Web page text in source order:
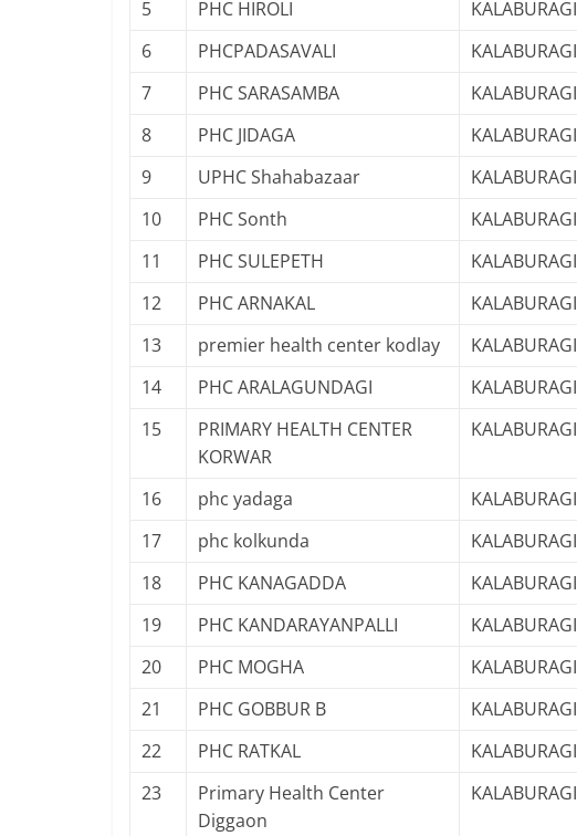
5 PHC HIROLI KALABURAGI
6
PHCPADASAVALI KALABURAGI
7
PHC SARASAMBA KALABURAGI
8
PHC JIDAGA KALABURAGI
9
UPHC Shahabazaar KALABURAGI
10
PHC Sonth KALABURAGI
11
PHC SULEPETH KALABURAGI
12
PHC ARNAKAL KALABURAGI
13
premier health center kodlay KALABURAGI
14
PHC ARALAGUNDAGI KALABURAGI
15
PRIMARY HEALTH CENTER
KORWAR
KALABURAGI
16 phc yadaga KALABURAGI
17
phc kolkunda KALABURAGI
18
PHC KANAGADDA KALABURAGI
19
PHC KANDARAYANPALLI KALABURAGI
20
PHC MOGHA KALABURAGI
21
PHC GOBBUR B KALABURAGI
22
PHC RATKAL KALABURAGI
23
Primary Health Center
Diggaon
KALABURAGI